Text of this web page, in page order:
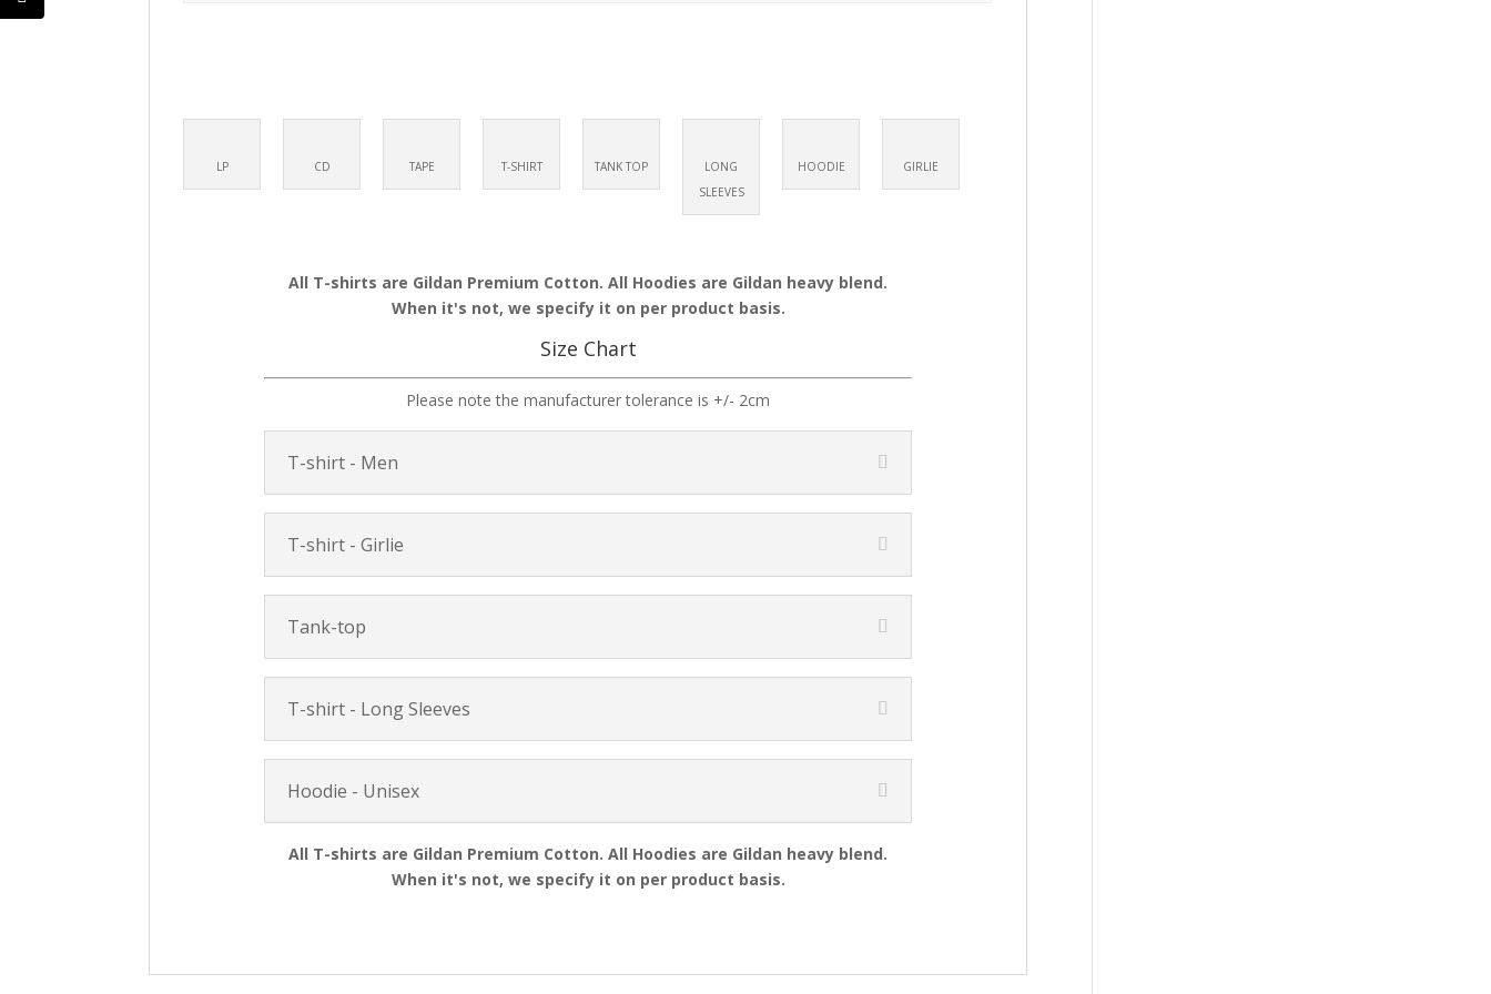
LP CD TAPE T-SHIRT TANK TOP
LONG
SLEEVES
HOODIE GIRLIE
All T-shirts are Gildan Premium Cotton. All Hoodies are Gildan heavy blend.
When it's not, we specify it on per product basis.
Size Chart
Please note the manufacturer tolerance is +/- 2cm
T-shirt - Men
T-shirt - Girlie
Tank-top
T-shirt - Long Sleeves
Hoodie - Unisex
All T-shirts are Gildan Premium Cotton. All Hoodies are Gildan heavy blend.
When it's not, we specify it on per product basis.